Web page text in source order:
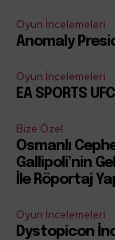
Oyun İncelemeleri
Anomaly
Oyun İncelemeleri
EA SPORTS
Bize Özel
Osmanlı
Gallipoli’nin
İle Röportaj
Oyun İncelemeleri
Dystopicon